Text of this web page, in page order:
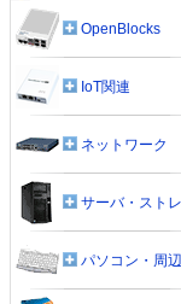
OpenBlocks
IoT関連
ネットワーク
サーバ・スト
パソコン・周